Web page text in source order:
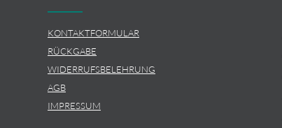
KONTAKTFORMULAR
RÜCKGABE
WIDERRUFSBELEHRUNG
AGB
IMPRESSUM